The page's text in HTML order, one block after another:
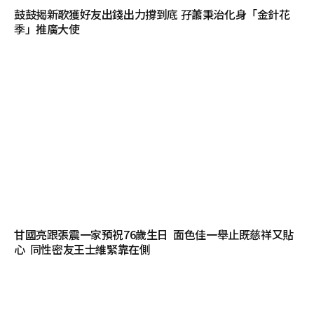
鼓鼓揭新歌獲好友出錢出力撐到底 孖蕭秉治化身「金針花
季」推廣大使
甘國亮跟張震一家預祝76歲生日 面色佳一舉止既慈祥又貼
心 同性密友王士維緊靠在側